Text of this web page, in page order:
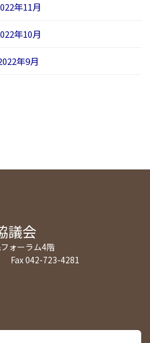
年11月
年10月
年9月
議会
ォーラム4階
Fax 042-723-4281